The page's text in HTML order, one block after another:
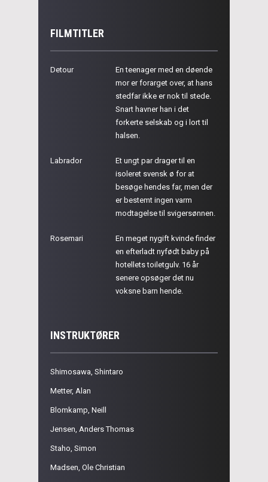
FILMTITLER
Detour
En teenager med en døende
mor er forarget over, at hans
stedfar ikke er nok til stede.
Snart havner han i det
forkerte selskab og i lort til
halsen.
Labrador
Et ungt par drager til en
isoleret svensk ø for at
besøge hendes far, men der
er bestemt ingen varm
modtagelse til svigersønnen.
Rosemari
En meget nygift kvinde finder
en efterladt nyfødt baby på
hotellets toiletgulv. 16 år
senere opsøger det nu
voksne barn hende.
INSTRUKTØRER
Shimosawa, Shintaro
Metter, Alan
Blomkamp, Neill
Jensen, Anders Thomas
Staho, Simon
Madsen, Ole Christian